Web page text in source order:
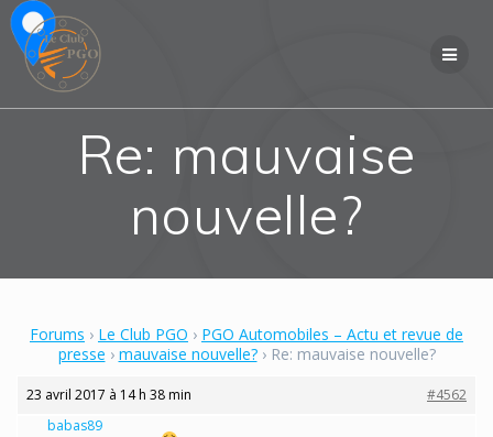
Re: mauvaise
nouvelle?
Forums › Le Club PGO › PGO Automobiles – Actu et revue de
presse › mauvaise nouvelle? › Re: mauvaise nouvelle?
23 avril 2017 à 14 h 38 min
#4562
babas89